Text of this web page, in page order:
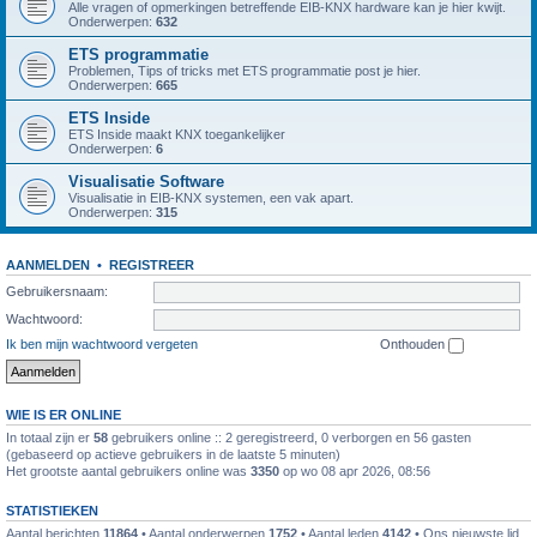
Alle vragen of opmerkingen betreffende EIB-KNX hardware kan je hier kwijt.
Onderwerpen: 632
ETS programmatie
Problemen, Tips of tricks met ETS programmatie post je hier.
Onderwerpen: 665
ETS Inside
ETS Inside maakt KNX toegankelijker
Onderwerpen: 6
Visualisatie Software
Visualisatie in EIB-KNX systemen, een vak apart.
Onderwerpen: 315
AANMELDEN •
REGISTREER
Gebruikersnaam:
Wachtwoord:
Ik ben mijn wachtwoord vergeten
Onthouden
WIE IS ER ONLINE
In totaal zijn er 58 gebruikers online :: 2 geregistreerd, 0 verborgen en 56 gasten
(gebaseerd op actieve gebruikers in de laatste 5 minuten)
Het grootste aantal gebruikers online was 3350 op wo 08 apr 2026, 08:56
STATISTIEKEN
Aantal berichten 11864 • Aantal onderwerpen 1752 • Aantal leden 4142 • Ons nieuwste lid